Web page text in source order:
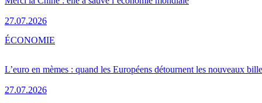
27.07.2026
L’euro en mèmes : quand les Européens détournent les nouveaux
27.07.2026
ÉCONOMIE